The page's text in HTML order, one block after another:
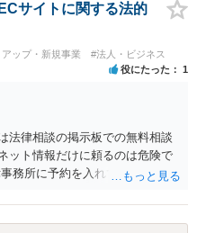
サイトに関する法的
ップ・新規事業 #法人・ビジネス
役にたった 1
法律相談の掲示板での無料相談
ット情報だけに頼るのは危険で
務所に予約を入れて、リーガル